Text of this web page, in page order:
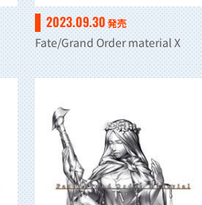
2023.09.30発売
Fate/Grand Order material X